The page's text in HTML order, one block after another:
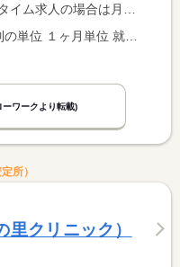
ト求人の場合は時間額を表示しています。
ーワークより転載)
所）
クリニック）